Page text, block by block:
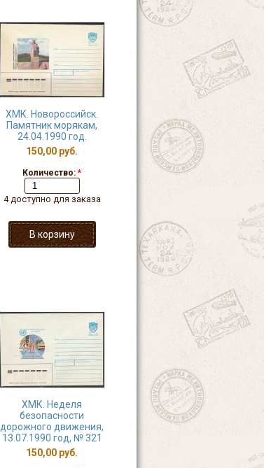
ХМК. Новороссийск.
Памятник морякам,
24.04.1990 год.
150,00 руб.
Количество: *
4 доступно для заказа
ХМК. Неделя
безопасности
дорожного движения,
13.07.1990 год, № 321
150,00 руб.